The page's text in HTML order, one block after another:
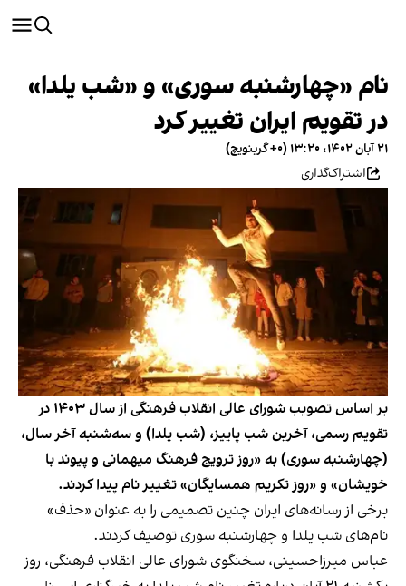
نام «چهارشنبه سوری» و «شب یلدا»
در تقویم ایران تغییر کرد
۲۱ آبان ۱۴۰۲، ۱۳:۲۰ (‎+۰ گرینویچ)
اشتراک‌گذاری
بر اساس تصویب شورای عالی انقلاب فرهنگی از سال ۱۴۰۳ در
تقویم رسمی، آخرین شب پاییز، (شب یلدا) و سه‌شنبه آخر سال،
(چهارشنبه سوری) به «روز ترویج فرهنگ میهمانی و پیوند با
خویشان» و «روز تکریم همسایگان» تغییر نام پیدا کردند.
برخی از رسانه‌های ایران چنین تصمیمی را به عنوان «حذف»
نام‌های شب یلدا و چهارشنبه سوری توصیف کردند.
عباس میرزاحسینی، سخنگوی شورای عالی انقلاب فرهنگی، روز